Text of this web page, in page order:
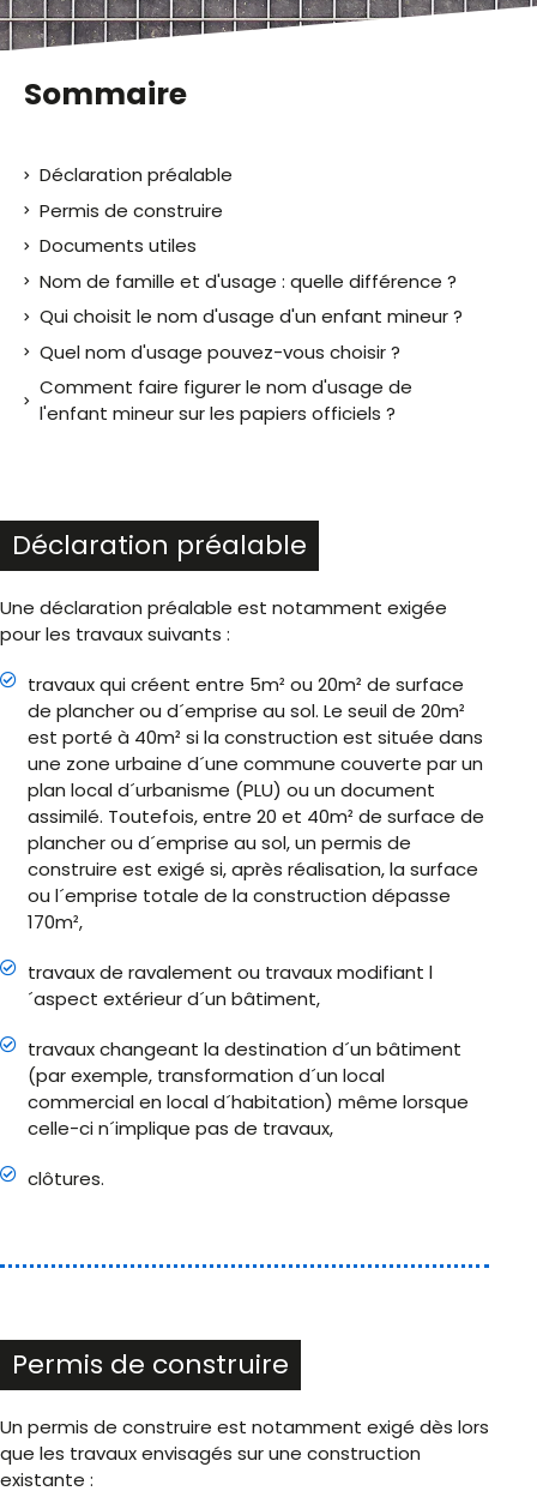
Sommaire
Déclaration préalable
Permis de construire
Documents utiles
Nom de famille et d'usage : quelle différence ?
Qui choisit le nom d'usage d'un enfant mineur ?
Quel nom d'usage pouvez-vous choisir ?
Comment faire figurer le nom d'usage de
l'enfant mineur sur les papiers officiels ?
Déclaration préalable
Une déclaration préalable est notamment exigée
pour les travaux suivants :
travaux qui créent entre 5m² ou 20m² de surface
de plancher ou d´emprise au sol. Le seuil de 20m²
est porté à 40m² si la construction est située dans
une zone urbaine d´une commune couverte par un
plan local d´urbanisme (PLU) ou un document
assimilé. Toutefois, entre 20 et 40m² de surface de
plancher ou d´emprise au sol, un permis de
construire est exigé si, après réalisation, la surface
ou l´emprise totale de la construction dépasse
170m²,
travaux de ravalement ou travaux modifiant l
´aspect extérieur d´un bâtiment,
travaux changeant la destination d´un bâtiment
(par exemple, transformation d´un local
commercial en local d´habitation) même lorsque
celle-ci n´implique pas de travaux,
clôtures.
Permis de construire
Un permis de construire est notamment exigé dès lors
que les travaux envisagés sur une construction
existante :